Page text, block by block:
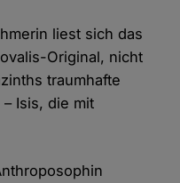
liest sich das
Original, nicht
traumhafte
Isis, die mit